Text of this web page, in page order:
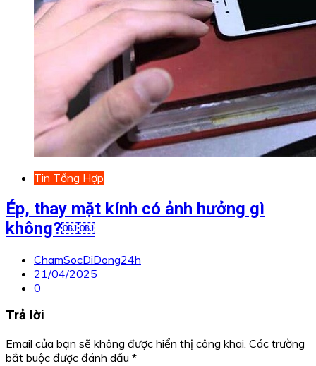
Tin Tổng Hợp
Ép, thay mặt kính có ảnh hưởng gì
không?￼￼
ChamSocDiDong24h
21/04/2025
0
Trả lời
Email của bạn sẽ không được hiển thị công khai. Các trường
bắt buộc được đánh dấu *